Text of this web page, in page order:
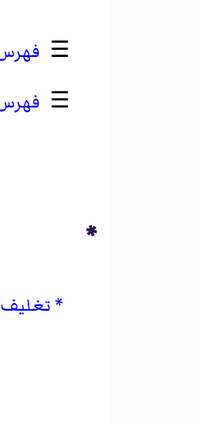
☰
☰
*
تغليف